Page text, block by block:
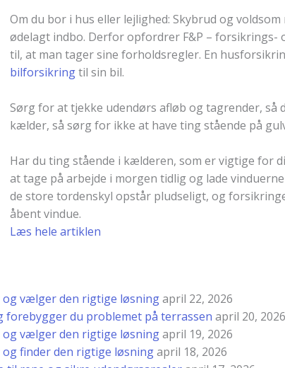
Om du bor i hus eller lejlighed: Skybrud og
ødelagt indbo. Derfor opfordrer F&P – forsikrings-
til, at man tager sine forholdsregler. En
bilforsikringtil sin bil.
Sørg for at tjekke udendørs afløb og tagrender, så
kælder, så sørg for ikke at have ting stående på
Har du ting stående i kælderen, som er vigtige for
at tage på arbejde i morgen tidlig og lade
de store tordenskyl opstår pludseligt, og
åbent vindue.
Læs hele artiklen
og vælger den rigtige løsningapril 22, 2026
forebygger du problemet på terrassen april 20, 2026
og vælger den rigtige løsningapril 19, 2026
finder den rigtige løsningapril 18, 2026